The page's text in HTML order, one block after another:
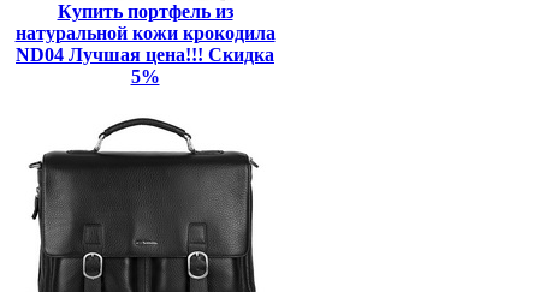
Купить портфель из
натуральной кожи крокодила
ND04 Лучшая цена!!! Скидка
5%